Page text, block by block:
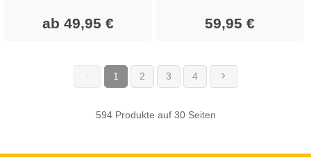
ab 49,95 € 59,95 €
1 (current)
2 3 4
594 Produkte auf 30 Seiten